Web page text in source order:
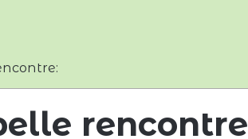
rencontre